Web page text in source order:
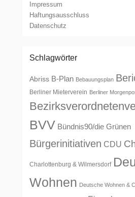
Impressum
Haftungsausschluss
Datenschutz
Schlagwörter
Abriss B-Plan Bebauungsplan
Berliner Mieterverein Berliner
BVV Bündnis90/die Grünen
Bürgerinitiativen CDU
Charlottenburg & Wilmersdorf
Wohnen Deutsche Wohnen &